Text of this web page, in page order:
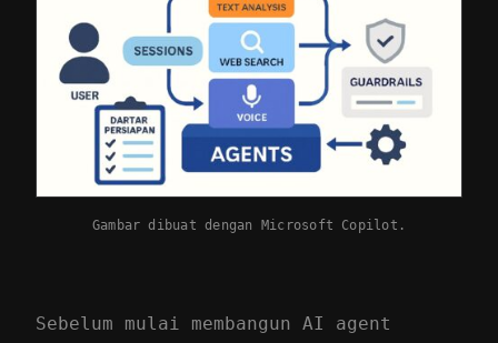
Gambar dibuat dengan Microsoft Copilot.
Sebelum mulai membangun AI agent